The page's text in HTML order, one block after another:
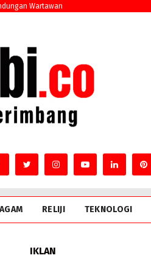
Wartawan
RELIJI TEKNOLOGI
IKLAN